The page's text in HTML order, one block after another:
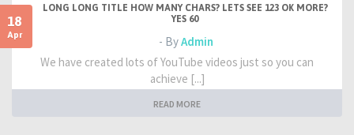
18
Apr
LONG LONG TITLE HOW MANY CHARS? LETS SEE 123 OK MORE?
YES 60
- ByAdmin
We have created lots of YouTube videos just so you can
achieve [...]
READ MORE